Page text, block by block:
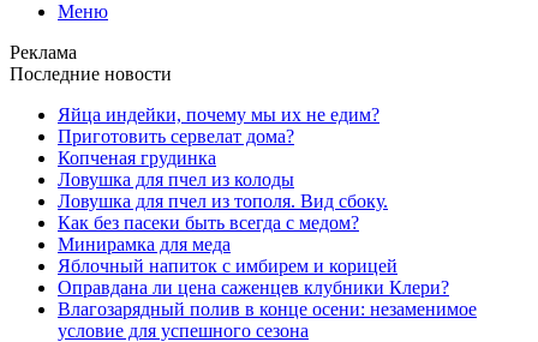
Меню
Реклама
Последние новости
Яйца индейки, почему мы их не едим?
Приготовить сервелат⁠⁠ дома?
Копченая грудинка
Ловушка для пчел из колоды
Ловушка для пчел из тополя. Вид сбоку.
Как без пасеки быть всегда с медом?
Минирамка для меда
Яблочный напиток с имбирем и корицей
Оправдана ли цена саженцев клубники Клери?
Влагозарядный полив в конце осени: незаменимое
условие для успешного сезона